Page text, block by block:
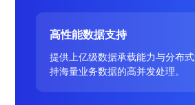
高性能数据支持
提供上亿级数据承载能力与分布
持海量业务数据的高并发处理。